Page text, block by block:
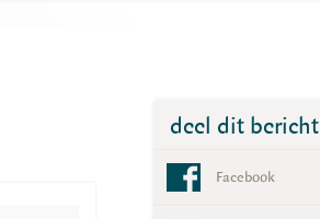
deel dit bericht
Facebook